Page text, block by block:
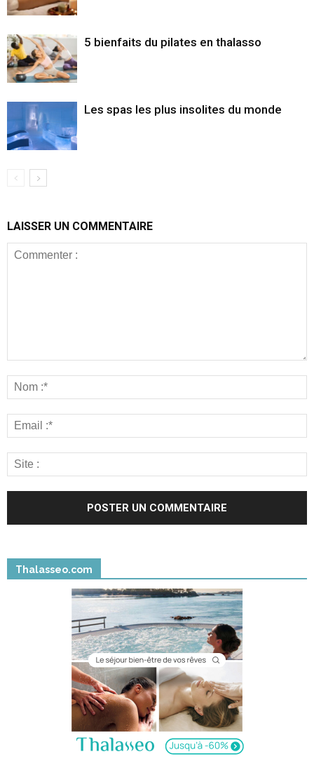
5 bienfaits du pilates en thalasso
Les spas les plus insolites du monde
LAISSER UN COMMENTAIRE
Thalasseo.com